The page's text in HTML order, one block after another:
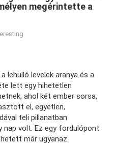
megérintette a
lehulló levelek aranya és a
lett egy hihetetlen
ahol két ember sorsa,
el, egyetlen,
teli pillanatban
nap volt. Ez egy fordulópont
már ugyanaz.